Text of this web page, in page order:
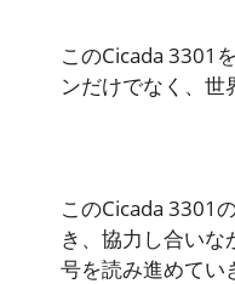
このCicada 3301
ンだけでなく、世
このCicada 3301
き、協力し合い
号を読み進めてい